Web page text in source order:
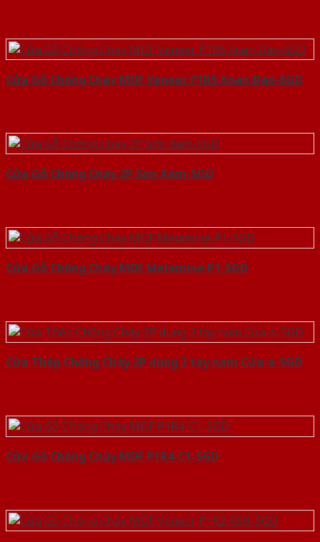
Cửa Gỗ Chống Cháy MDF Veneer P1R5 Xoan Đào-SGD
Cửa Gỗ Chống Cháy 2P Sơn Xám-SGD
Cửa Gỗ Chống Cháy MDF Melamine P1-SGD
Cửa Thép Chống Cháy 2P dung 2 tay nam Cửa-a-SGD
Cửa Gỗ Chống Cháy MDF P1R4-C1-SGD